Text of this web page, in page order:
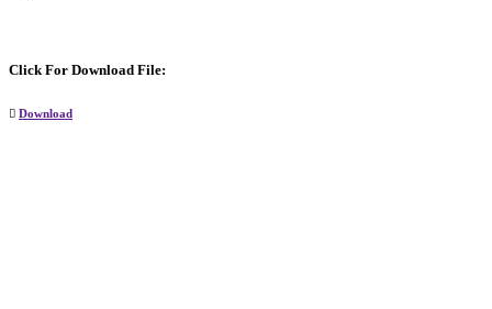
Click For Download File:
Download